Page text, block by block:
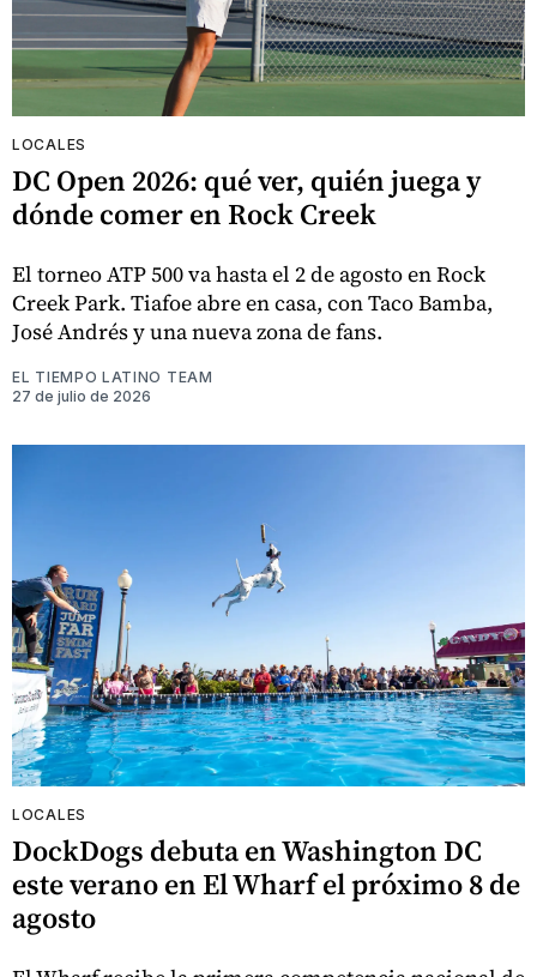
LOCALES
DC Open 2026: qué ver, quién juega y
dónde comer en Rock Creek
El torneo ATP 500 va hasta el 2 de agosto en Rock
Creek Park. Tiafoe abre en casa, con Taco Bamba,
José Andrés y una nueva zona de fans.
EL TIEMPO LATINO TEAM
27 de julio de 2026
LOCALES
DockDogs debuta en Washington DC
este verano en El Wharf el próximo 8 de
agosto